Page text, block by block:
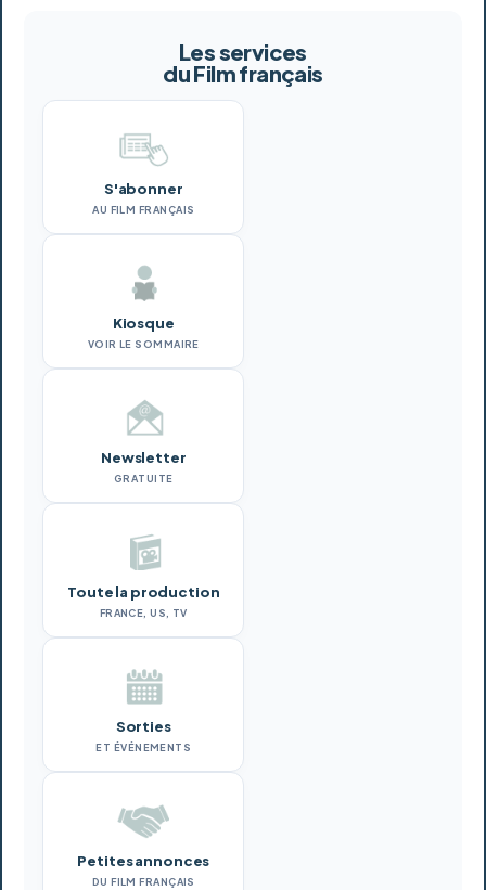
Les services
du Film français
S'abonner
AU FILM FRANÇAIS
Kiosque
VOIR LE SOMMAIRE
Newsletter
GRATUITE
Toute la production
FRANCE, US, TV
Sorties
ET ÉVÉNEMENTS
Petites annonces
DU FILM FRANÇAIS